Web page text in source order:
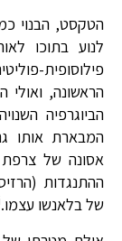
הטקסט, הבנוי
לנוע בתוכו
פילוסופית-
הראשונה,
הביוגרפיה
המבארת אותו
אסונה של צרפת
ההתנגדות
של בלאנשו עצמו.